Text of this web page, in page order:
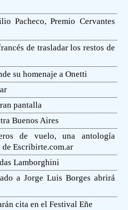
Pacheco, Premio Cervantes
de trasladar los restos de
su homenaje a Onetti
pantalla
Buenos Aires
de vuelo, una antología
Escribirte.com.ar
Lamborghini
a Jorge Luis Borges abrirá
cita en el Festival Eñe